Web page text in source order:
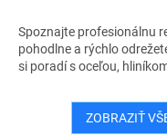
Spoznajte profesionálnu
pohodlne a rýchlo
si poradí s oceľou,
ZOBRAZIŤ